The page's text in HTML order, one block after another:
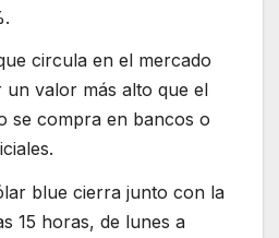
circula en el mercado
un valor más alto que el
se compra en bancos o
blue cierra junto con la
15 horas, de lunes a